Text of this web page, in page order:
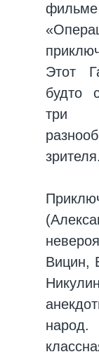
Этот
будто
три
зрителя.
Вицин,